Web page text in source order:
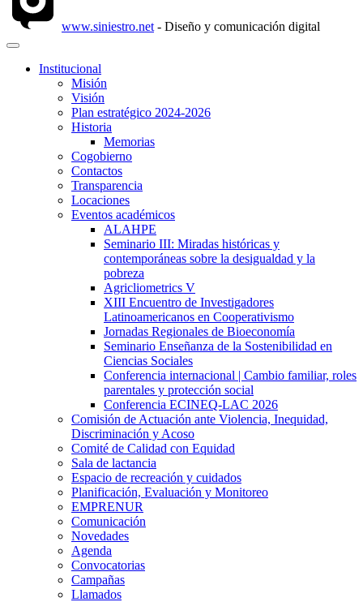
www.siniestro.net - Diseño y comunicación digital
Institucional
Misión
Visión
Plan estratégico 2024-2026
Historia
Memorias
Cogobierno
Contactos
Transparencia
Locaciones
Eventos académicos
ALAHPE
Seminario III: Miradas históricas y
contemporáneas sobre la desigualdad y la
pobreza
Agricliometrics V
XIII Encuentro de Investigadores
Latinoamericanos en Cooperativismo
Jornadas Regionales de Bioeconomía
Seminario Enseñanza de la Sostenibilidad en
Ciencias Sociales
Conferencia internacional | Cambio familiar, roles
parentales y protección social
Conferencia ECINEQ-LAC 2026
Comisión de Actuación ante Violencia, Inequidad,
Discriminación y Acoso
Comité de Calidad con Equidad
Sala de lactancia
Espacio de recreación y cuidados
Planificación, Evaluación y Monitoreo
EMPRENUR
Comunicación
Novedades
Agenda
Convocatorias
Campañas
Llamados